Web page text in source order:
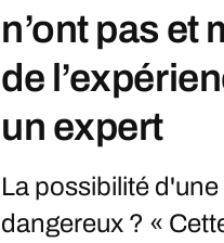
n’ont pas et
de
un expert
La possibilité
dangereux ? «